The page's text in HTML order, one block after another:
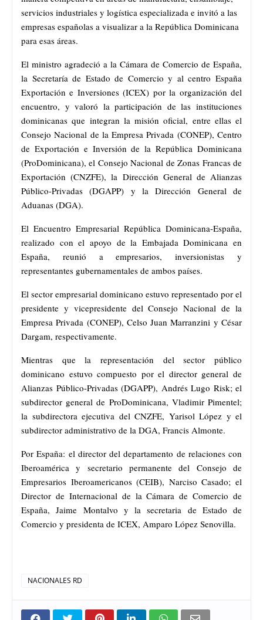
servicios industriales y logística especializada e invitó a las
empresas españolas a visualizar a la República Dominicana
para esas áreas.
El ministro agradeció a la Cámara de Comercio de España,
la Secretaría de Estado de Comercio y al centro España
Exportación e Inversiones (ICEX) por la organización del
encuentro, y valoró la participación de las instituciones
dominicanas que integran la misión oficial, entre ellas el
Consejo Nacional de la Empresa Privada (CONEP), Centro
de Exportación e Inversión de la República Dominicana
(ProDominicana), el Consejo Nacional de Zonas Francas de
Exportación (CNZFE), la Dirección General de Alianzas
Público-Privadas (DGAPP) y la Dirección General de
Aduanas (DGA).
El Encuentro Empresarial República Dominicana-España,
realizado con el apoyo de la Embajada Dominicana en
España, reunió a empresarios, inversionistas y
representantes gubernamentales de ambos países.
El sector empresarial dominicano estuvo representado por el
presidente y vicepresidente del Consejo Nacional de la
Empresa Privada (CONEP), Celso Juan Marranzini y César
Dargam, respectivamente.
Mientras que la representación del sector público
dominicano estuvo compuesto por el director general de
Alianzas Público-Privadas (DGAPP), Andrés Lugo Risk; el
subdirector general de ProDominicana, Vladimir Pimentel;
la subdirectora ejecutiva del CNZFE, Yarisol López y el
subdirector administrativo de la DGA, Francis Almonte.
Por España: el director del departamento de relaciones con
Iberoamérica y secretario permanente del Consejo de
Empresarios Iberoamericanos (CEIB), Narciso Casado; el
Director de Internacional de la Cámara de Comercio de
España, Jaime Montalvo y la secretaria de Estado de
Comercio y presidenta de ICEX, Amparo López Senovilla.
NACIONALES RD